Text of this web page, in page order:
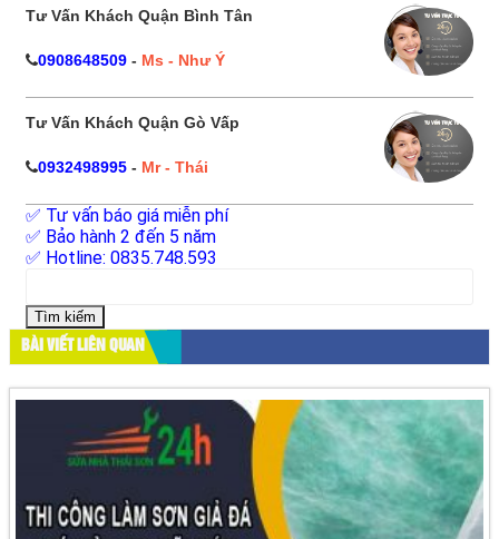
Tư Vấn Khách Quận Bình Tân
0908648509 - Ms - Như Ý
Tư Vấn Khách Quận Gò Vấp
0932498995 - Mr - Thái
✅ Tư vấn báo giá miễn phí
✅ Bảo hành 2 đến 5 năm
✅ Hotline: 0835.748.593
cho:
BÀI VIẾT LIÊN QUAN